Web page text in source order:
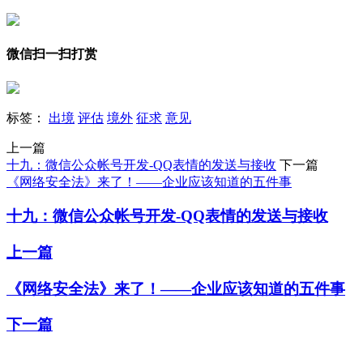
微信扫一扫打赏
标签： 出境 评估 境外 征求 意见
上一篇
十九：微信公众帐号开发-QQ表情的发送与接收 下一篇
《网络安全法》来了！——企业应该知道的五件事
十九：微信公众帐号开发-QQ表情的发送与接收
上一篇
《网络安全法》来了！——企业应该知道的五件事
下一篇